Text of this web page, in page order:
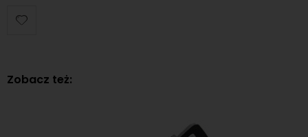
Zobacz też: